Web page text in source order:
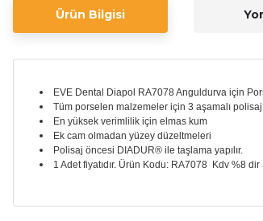
Ürün Bilgisi
EVE Dental Diapol RA7078 Anguldurva için
Tüm porselen malzemeler için 3 aşamalı
En yüksek verimlilik için elmas kum
Ek cam olmadan yüzey düzeltmeleri
Polisaj öncesi DIADUR® ile taşlama yapılır.
1 Adet fiyatıdır. Ürün Kodu: RA7078 Kdv %8